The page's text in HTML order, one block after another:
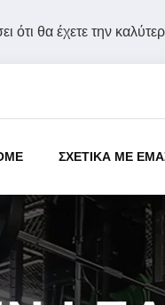
ότι θα έχετε την
ΣΧΕΤΙΚΑ ΜΕ